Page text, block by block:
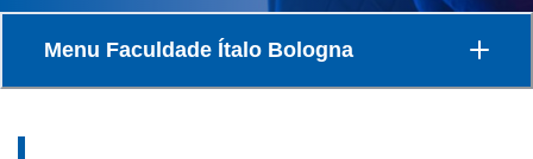
Menu Faculdade Ítalo Bologna